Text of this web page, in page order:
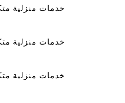
خدمات منزلية
خدمات منزلية
خدمات منزلية